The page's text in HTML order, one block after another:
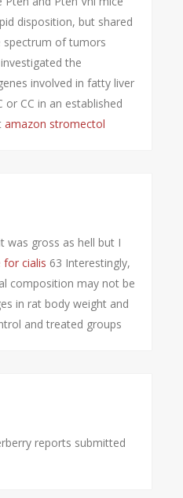
disposition, but shared
spectrum of tumors
the
involved in fatty liver
or CC in an established
amazon stromectol
was gross as hell but I
for cialis 63 Interestingly,
composition may not be
in rat body weight and
and treated groups
reports submitted